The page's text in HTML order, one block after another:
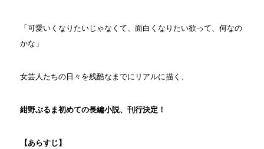
「可愛いくなりたいじゃなくて、面白くなりたい欲って、何なの
かな」
女芸人たちの日々を残酷なまでにリアルに描く、
紺野ぶるま初めての長編小説、刊行決定！
【あらすじ】